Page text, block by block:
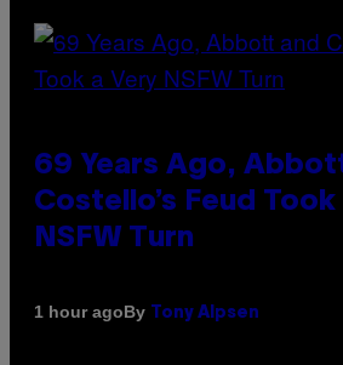
69 Years Ago,
Costello’s Feud Took
NSFW Turn
1 hour agoBy Tony Alpsen